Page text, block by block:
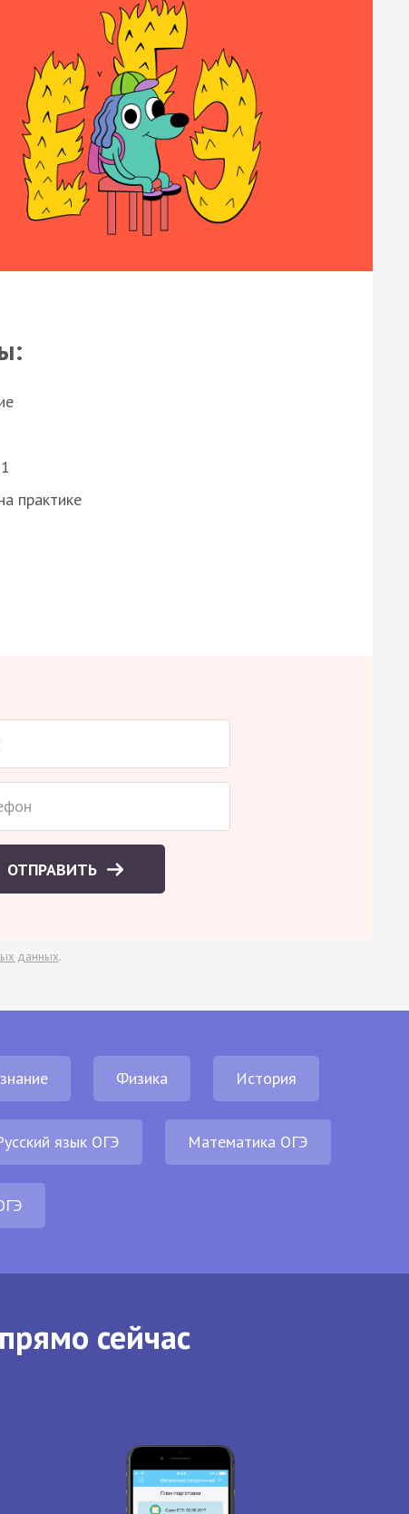
практике
ОТПРАВИТЬ
данных.
Физика История
язык ОГЭ Математика ОГЭ
сейчас